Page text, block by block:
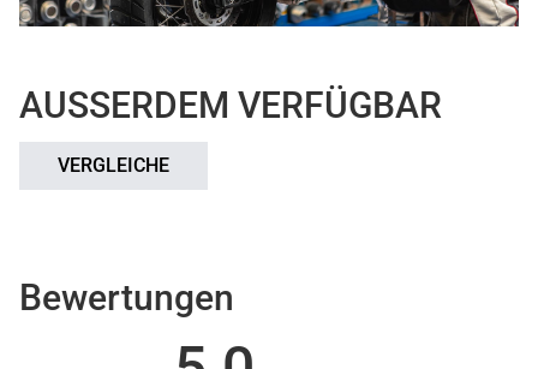
AUSSERDEM VERFÜGBAR
VERGLEICHE
Bewertungen